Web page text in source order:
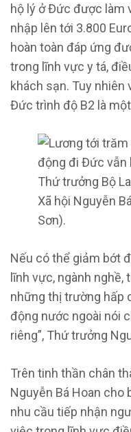
hộ lý ở Đức được làm
nhập lên tới 3.800
hoàn toàn đáp ứng
trong lĩnh vực y tá,
khách sạn. Tuy
Đức trình độ B2 là
Thứ trưởng Bộ
Xã hội Nguyễn
Sơn).
Nếu có thể giảm bớt
lĩnh vực, ngành
những thị trường hấp
động nước ngoài nói
riêng”, Thứ trưởng
Trên tinh thần chân
Nguyễn Bá Hoan cho
nhu cầu tiếp nhận